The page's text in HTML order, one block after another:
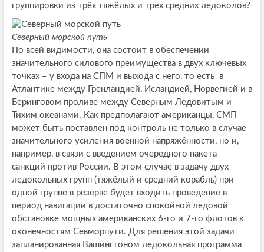
группировки из трёх тяжёлых и трех средних ледоколов?
Северный морской путь
По всей видимости, она состоит в обеспечении
значительного силового преимущества в двух ключевых
точках – у входа на СПМ и выхода с него, то есть в
Атлантике между Гренландией, Исландией, Норвегией и в
Беринговом проливе между Северным Ледовитым и
Тихим океанами. Как предполагают американцы, СМП
может быть поставлен под контроль не только в случае
значительного усиления военной напряжённости, но и,
например, в связи с введением очередного пакета
санкций против России. В этом случае в задачу двух
ледокольных групп (тяжёлый и средний корабль) при
одной группе в резерве будет входить проведение в
период навигации в достаточно спокойной ледовой
обстановке мощных американских 6-го и 7-го флотов к
оконечностям Севморпути. Для решения этой задачи
запланированная Вашингтоном ледокольная программа